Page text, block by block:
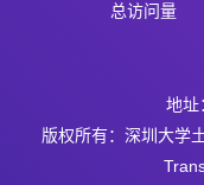
总访问量
地址
版权所有：深圳大学